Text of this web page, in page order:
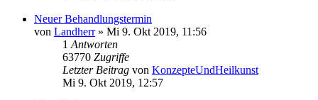
Neuer Behandlungstermin
von Landherr» Mi 9. Okt 2019, 11:56
1 Antworten
63770 Zugriffe
Letzter Beitrag von KonzepteUndHeilkunst
Mi 9. Okt 2019, 12:57